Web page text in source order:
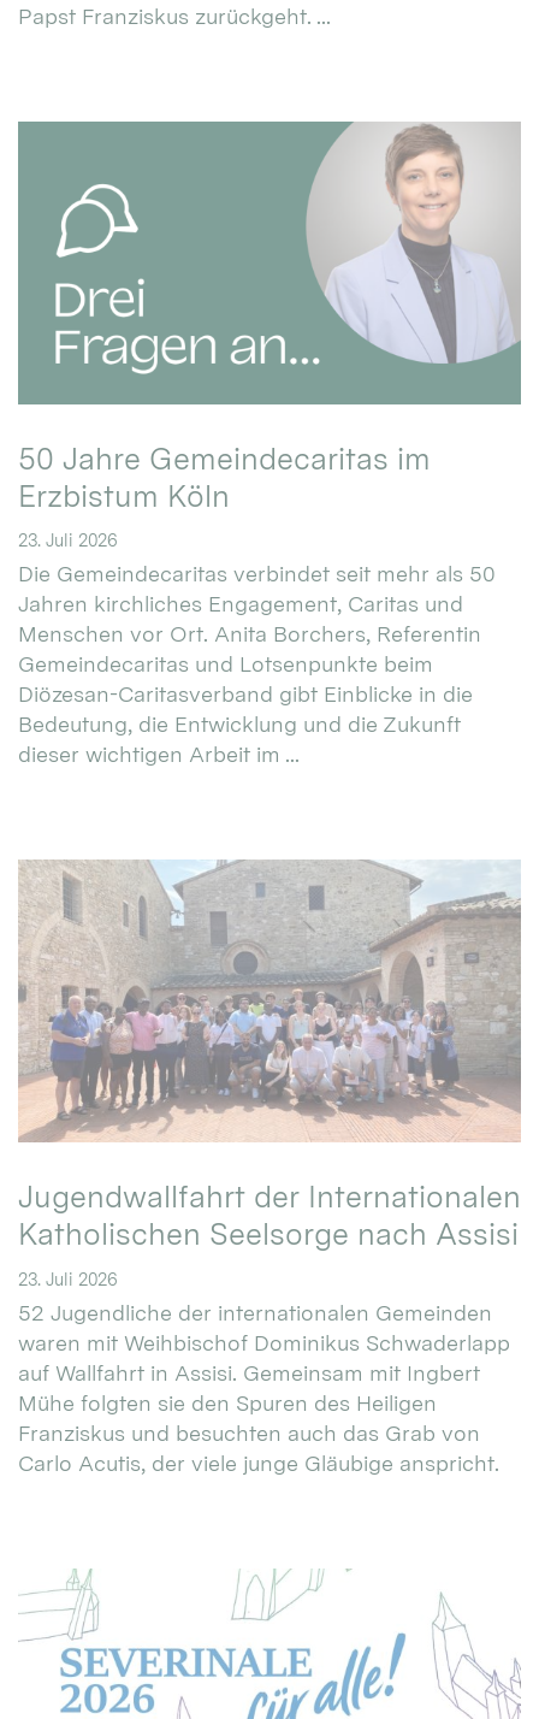
Papst Franziskus zurückgeht. ...
50 Jahre Gemeindecaritas im
Erzbistum Köln
23. Juli 2026
Die Gemeindecaritas verbindet seit mehr als 50
Jahren kirchliches Engagement, Caritas und
Menschen vor Ort. Anita Borchers, Referentin
Gemeindecaritas und Lotsenpunkte beim
Diözesan-Caritasverband gibt Einblicke in die
Bedeutung, die Entwicklung und die Zukunft
dieser wichtigen Arbeit im ...
Jugendwallfahrt der Internationalen
Katholischen Seelsorge nach Assisi
23. Juli 2026
52 Jugendliche der internationalen Gemeinden
waren mit Weihbischof Dominikus Schwaderlapp
auf Wallfahrt in Assisi. Gemeinsam mit Ingbert
Mühe folgten sie den Spuren des Heiligen
Franziskus und besuchten auch das Grab von
Carlo Acutis, der viele junge Gläubige anspricht.